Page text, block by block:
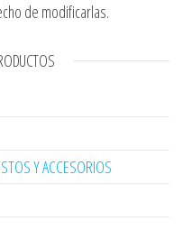
de modificarlas.
Y ACCESORIOS